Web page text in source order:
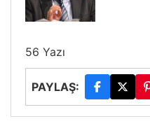
56 Yazı
PAYLAŞ: